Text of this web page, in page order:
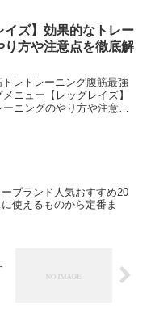
和食ランチが食べられるお
...
イズ】効果的なトレー
り方や注意点を徹底解
レトレーニング腹筋最強
メニュー【レッグレイズ】
ニングのやり方や注意点
ブランド人気おすすめ20
使えるものから定番ま